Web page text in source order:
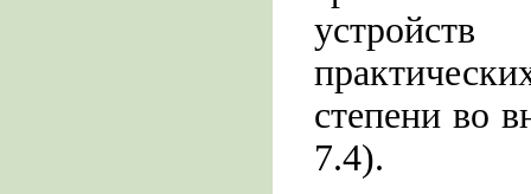
степени во
7.4).